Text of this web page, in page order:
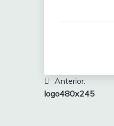
Navegación
de
Anterior:
logo480x245